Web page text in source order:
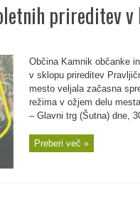
prireditev v
Občina Kamnik občanke
v sklopu prireditev
mesto veljala začasna
režima v ožjem delu
– Glavni trg (Šutna) dne,
Preberi več »